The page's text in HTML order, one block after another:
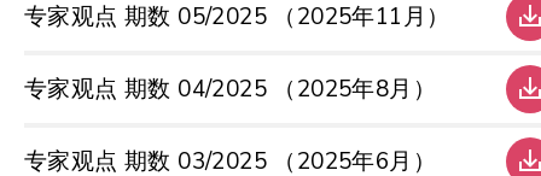
专家观点 期数 05/2025 （2025年11月）
专家观点 期数 04/2025 （2025年8月）
专家观点 期数 03/2025 （2025年6月）